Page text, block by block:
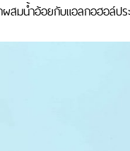
ผสมน้ำอ้อยกับแอลกอฮอล์ป